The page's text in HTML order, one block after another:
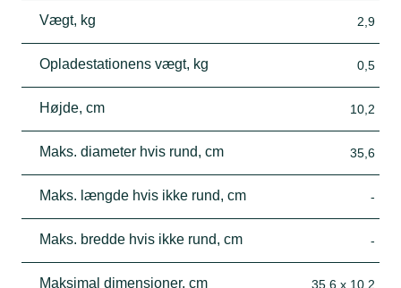
Vægt, kg 2,9
Opladestationens vægt, kg 0,5
Højde, cm 10,2
Maks. diameter hvis rund, cm 35,6
Maks. længde hvis ikke rund, cm -
Maks. bredde hvis ikke rund, cm -
Maksimal dimensioner, cm 35,6 x 10,2